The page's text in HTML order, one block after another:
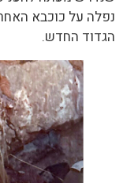
נפלה על כוכבא
הגדוד החדש.